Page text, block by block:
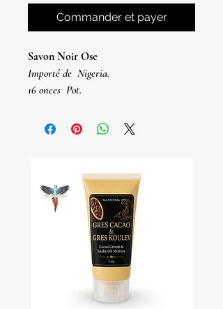
Commander et payer
Savon Noir Ose
Importé de Nigeria.
16 onces Pot.
Ose Jabon Noir